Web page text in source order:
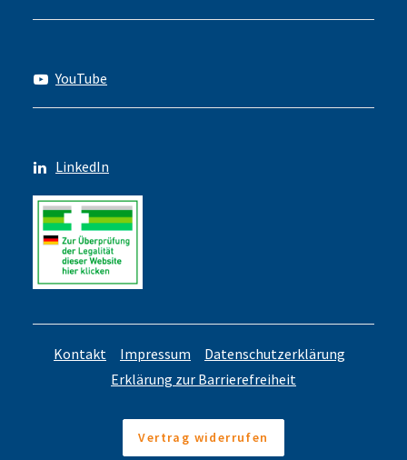
YouTube
LinkedIn
Kontakt Impressum
Datenschutzerklärung
Erklärung zur Barrierefreiheit
Vertrag widerrufen